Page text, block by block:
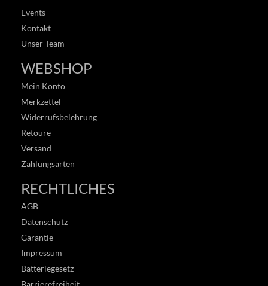
Events
Kontakt
Unser Team
WEBSHOP
Mein Konto
Merkzettel
Widerrufsbelehrung
Retoure
Versand
Zahlungsarten
RECHTLICHES
AGB
Datenschutz
Garantie
Impressum
Batteriegesetz